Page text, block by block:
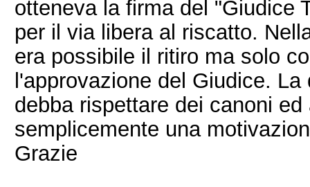
otteneva la firma del "Giudice
per il via libera al riscatto.
era possibile il ritiro ma solo
l'approvazione del Giudice.
debba rispettare dei canoni
semplicemente una
Grazie